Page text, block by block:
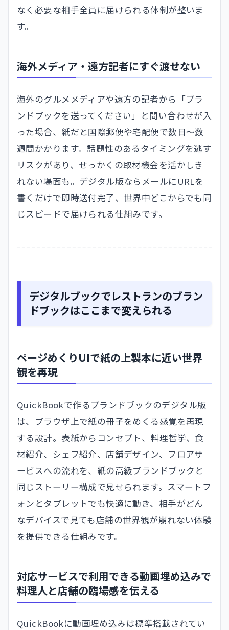
なく必要な相手全員に届けられる体制が整いま
す。
海外メディア・遠方記者にすぐ渡せない
海外のグルメメディアや遠方の記者から「ブラ
ンドブックを送ってください」と問い合わせが入
った場合、紙だと国際郵便や宅配便で数日〜数
週間かかります。話題性のあるタイミングを逃す
リスクがあり、せっかくの取材機会を活かしき
れない場面も。デジタル版ならメールにURLを
書くだけで即時送付完了、世界中どこからでも同
じスピードで届けられる仕組みです。
デジタルブックでレストランのブラン
ドブックはここまで変えられる
ページめくりUIで紙の上製本に近い世界
観を再現
QuickBookで作るブランドブックのデジタル版
は、ブラウザ上で紙の冊子をめくる感覚を再現
する設計。表紙からコンセプト、料理哲学、食
材紹介、シェフ紹介、店舗デザイン、フロアサ
ービスへの流れを、紙の高級ブランドブックと
同じストーリー構成で見せられます。スマートフ
ォンとタブレットでも快適に動き、相手がどん
なデバイスで見ても店舗の世界観が崩れない体験
を提供できる仕組みです。
対応サービスで利用できる動画埋め込みで
料理人と店舗の臨場感を伝える
QuickBookに動画埋め込みは標準搭載されてい